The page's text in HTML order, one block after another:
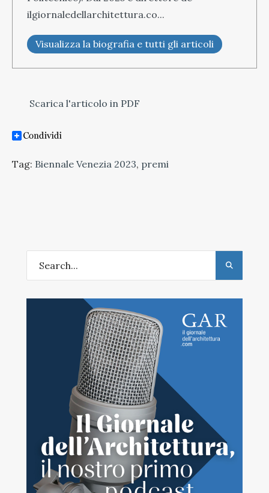
ilgiornaledellarchitettura.co...
Visualizza la biografia e tutti gli articoli
Scarica l'articolo in PDF
Tag: Biennale Venezia 2023, premi